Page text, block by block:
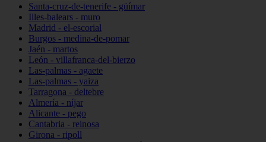
Santa-cruz-de-tenerife - güímar
Illes-balears - muro
Madrid - el-escorial
Burgos - medina-de-pomar
Jaén - martos
León - villafranca-del-bierzo
Las-palmas - agaete
Las-palmas - yaiza
Tarragona - deltebre
Almería - níjar
Alicante - pego
Cantabria - reinosa
Girona - ripoll